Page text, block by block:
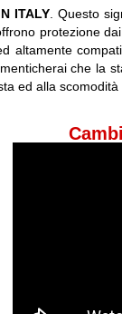
ITALY . Questo
protezione
altamente
che la
ed alla